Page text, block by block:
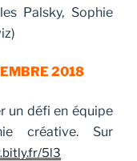
Palsky, Sophie
2018
un défi en équipe
créative. Sur
5l3